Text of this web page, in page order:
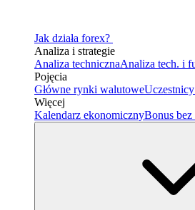
Jak działa forex?
Analiza i strategie
Analiza technicznaAnaliza tech. i
Pojęcia
Główne rynki walutowe
Więcej
Kalendarz ekonomicznyBonus bez